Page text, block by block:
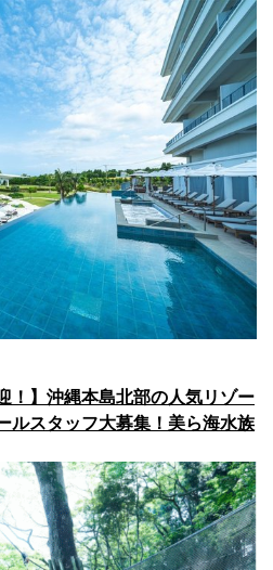
！】沖縄本島北部の人気リゾー
ルスタッフ大募集！美ら海水族